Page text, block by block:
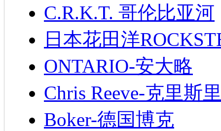
C.R.K.T. 哥伦比亚河
日本花田洋
ONTARIO-安大略
Chris Reeve-克里斯
Boker-德国博克